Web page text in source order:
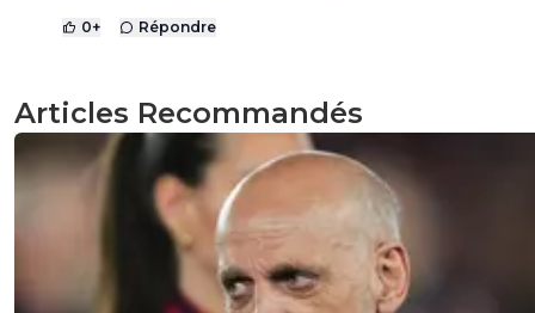
0+ Répondre
Articles Recommandés